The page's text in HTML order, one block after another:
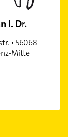
I. Dr.
• 56068
Mitte